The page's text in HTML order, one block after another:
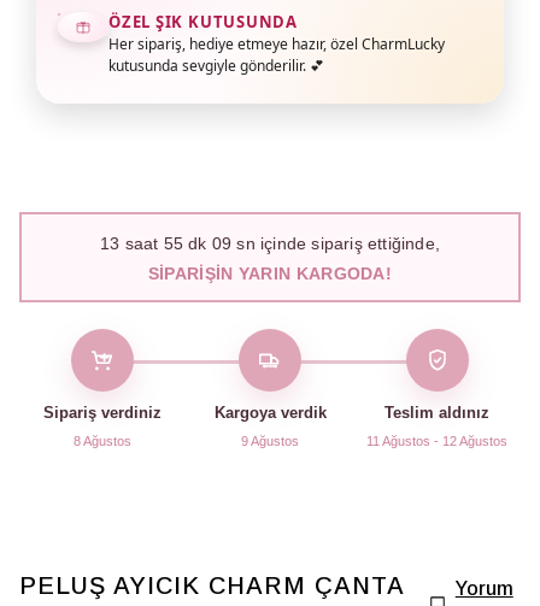
ÖZEL ŞIK KUTUSUNDA
Her sipariş, hediye etmeye hazır, özel CharmLucky
kutusunda sevgiyle gönderilir. 💕
13 saat 55dk 08 sn içinde sipariş ettiğinde,
SIPARIŞIN YARIN KARGODA!
Sipariş verdiniz
8 Ağustos
Kargoya verdik
9 Ağustos
Teslim aldınız
11 Ağustos - 12 Ağustos
PELUŞ AYICIK CHARM ÇANTA
Yorum